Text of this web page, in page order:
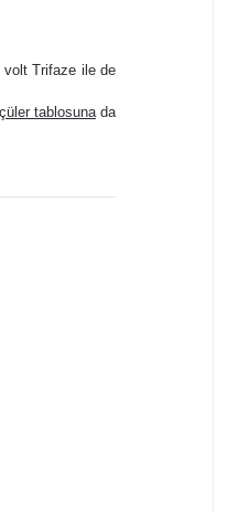
volt Trifaze ile de
tablosunada